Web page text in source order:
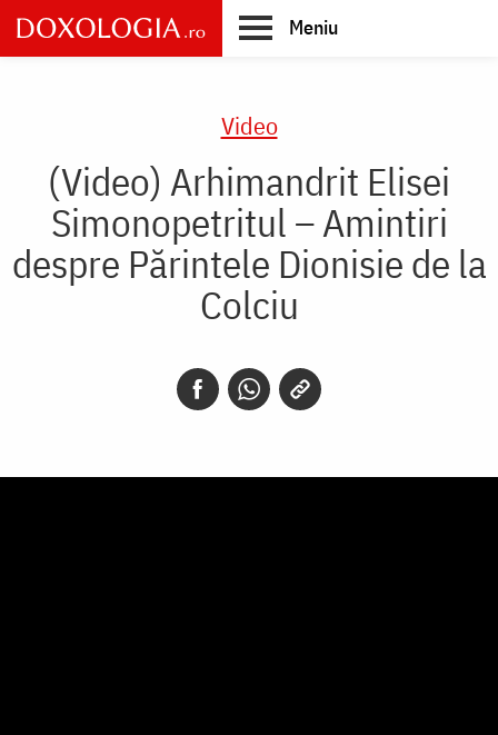
Skip
to
main
Meniu
Video
(Video) Arhimandrit Elisei
Simonopetritul – Amintiri
despre Părintele Dionisie de la
Colciu